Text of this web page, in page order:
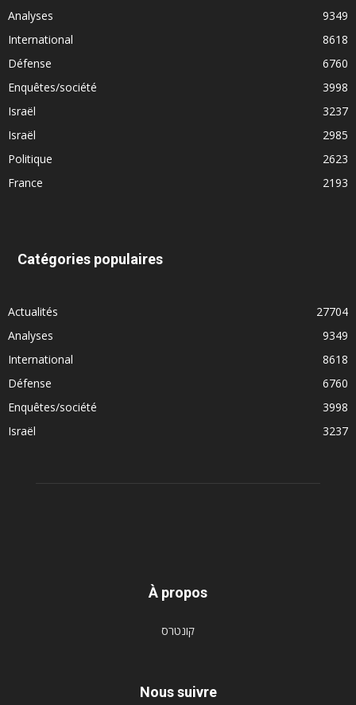
Analyses
9349
International
8618
Défense
6760
Enquêtes/société
3998
Israël
3237
Israël
2985
Politique
2623
France
2193
Catégories populaires
Actualités
27704
Analyses
9349
International
8618
Défense
6760
Enquêtes/société
3998
Israël
3237
À propos
קונטרס
Nous suivre